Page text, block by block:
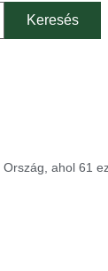
Ország, ahol 61